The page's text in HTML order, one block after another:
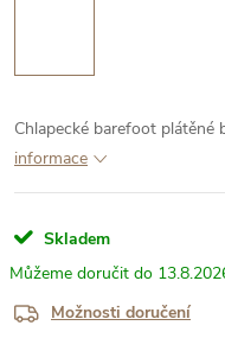
Chlapecké barefoot
informace
Skladem
Možnosti doručení